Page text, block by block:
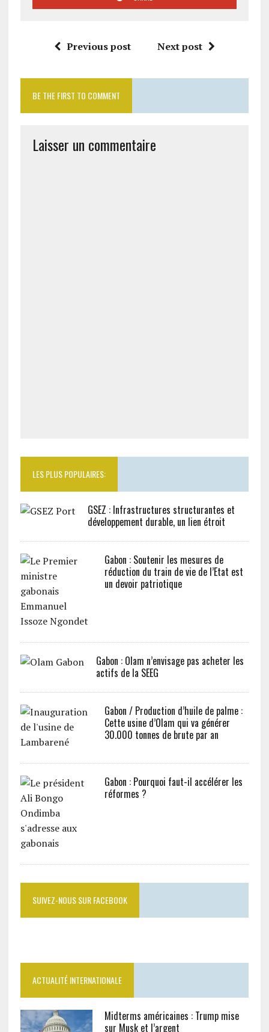
Previous post Next post
BE THE FIRST TO COMMENT
Laisser un commentaire
LES PLUS POPULAIRES:
GSEZ : Infrastructures structurantes et
développement durable, un lien étroit
Gabon : Soutenir les mesures de
réduction du train de vie de l’Etat est
un devoir patriotique
Gabon : Olam n’envisage pas acheter les
actifs de la SEEG
Gabon / Production d’huile de palme :
Cette usine d’Olam qui va générer
30.000 tonnes de brute par an
Gabon : Pourquoi faut-il accélérer les
réformes ?
SUIVEZ-NOUS SUR FACEBOOK
ACTUALITÉ INTERNATIONALE
Midterms américaines : Trump mise
sur Musk et l’argent